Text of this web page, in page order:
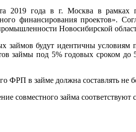
2019 года в г. Москва в рамках
финансирования проектов».
Новосибирской
займов будут идентичны
займы под 5% годовых сроком
ФРП в займе должна составлять
совместного займа